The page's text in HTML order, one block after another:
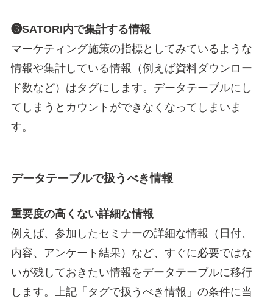
❸SATORI内で集計する情報
マーケティング施策の指標としてみているような
情報や集計している情報（例えば資料ダウンロー
ド数など）はタグにします。データテーブルにし
てしまうとカウントができなくなってしまいま
す。
データテーブルで扱うべき情報
重要度の高くない詳細な情報
例えば、参加したセミナーの詳細な情報（日付、
内容、アンケート結果）など、すぐに必要ではな
いが残しておきたい情報をデータテーブルに移行
します。上記「タグで扱うべき情報」の条件に当